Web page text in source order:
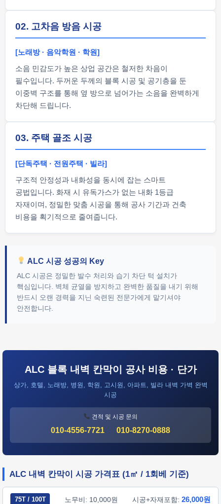
02. 고차음 방음 시공
[노래방 · 음악학원 · 학원]
소음 민감도가 높은 상업 공간은 철저한 차음이
필수입니다. 두꺼운 두께의 블록 시공 및 공기층을 둔
이중벽 구조를 통해 옆 방으로 넘어가는 소음을 완벽하게
차단해 드립니다.
03. 주택 골조 시공
[단독주택 · 전원주택 · 빌라]
구조적 안정성과 내화성을 동시에 잡는 스마트
공법입니다. 화재 시 유독가스가 없는 내화 1등급
자재이며, 정밀한 맞춤 시공을 통해 공사 기간과 건축
비용을 획기적으로 줄여줍니다.
ALC 시공 성공의 Key
ALC 시공은 정밀한 발수 처리와 습기 차단 턱 설치가
핵심입니다. 벽체 균열을 방지하고 완벽한 품질을 내기 위해
반드시 오랜 경력을 지닌 숙련된 전문가에게 맡기셔야
안전합니다.
ALC 블록 내벽 칸막이 공사 비용 · 단가
상가, 호텔, 노래방, 병원, 학원, 고시원, 아파트, 빌라 내벽 가벽 완벽
시공
견적 및 시공 문의
010-4556-7721 010-8270-0888
ALC 내벽 칸막이 시공 가격표 (1㎡ / 1회베 기준)
75T / 100T 노무비: 10,000원 시공+자재포함: 26,000원